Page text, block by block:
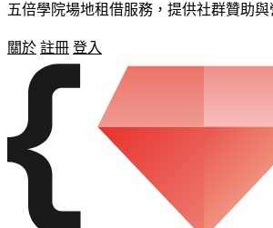
五倍學院場地租借服務，提供社群贊助
關於 註冊 登入